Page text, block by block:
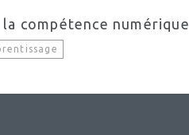
compétence numérique